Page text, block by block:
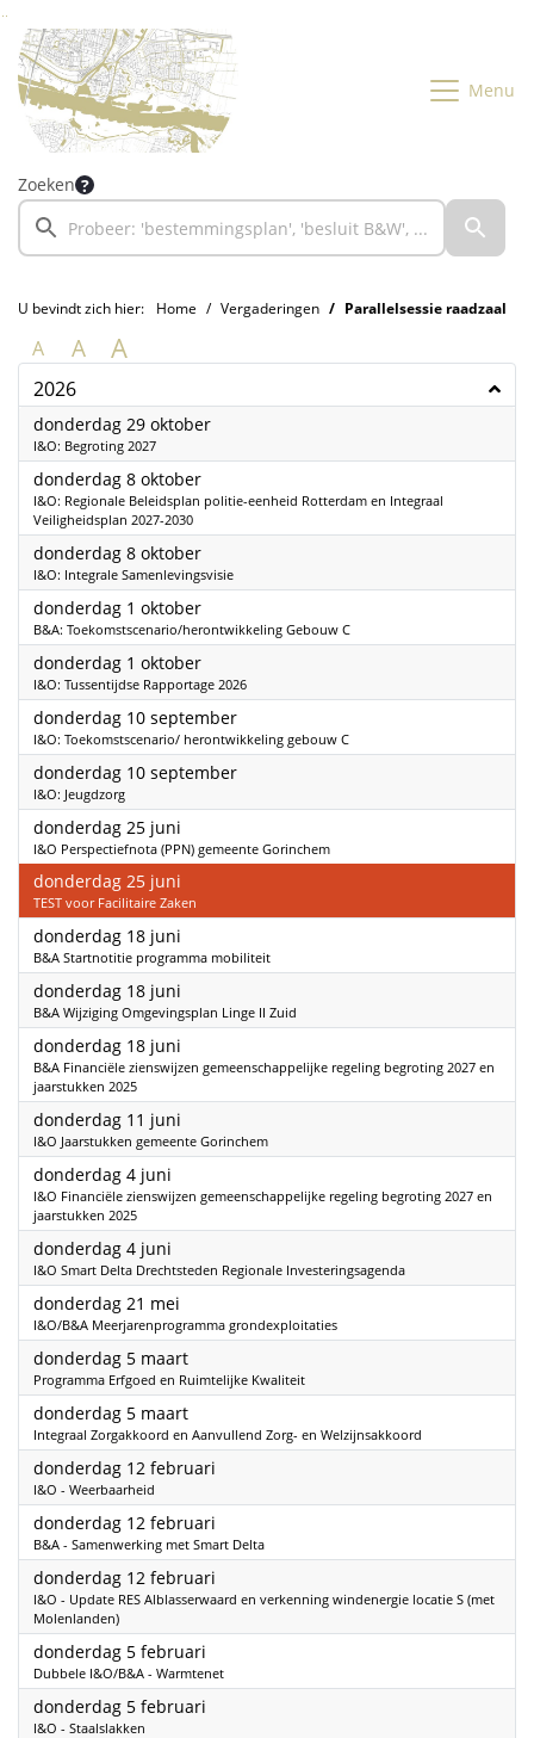
Ga naar de inhoud van deze pagina
Ga naar het zoeken
Ga naar het menu
Menu
Zoeken
U bevindt zich hier: Home Vergaderingen Parallelsessie raadzaal
A A A
2026
donderdag 29 oktober2026
I&O: Begroting 2027
donderdag 8 oktober2026
I&O: Regionale Beleidsplan politie-eenheid Rotterdam en Integraal
Veiligheidsplan 2027-2030
donderdag 8 oktober2026
I&O: Integrale Samenlevingsvisie
donderdag 1 oktober2026
B&A: Toekomstscenario/herontwikkeling Gebouw C
donderdag 1 oktober2026
I&O: Tussentijdse Rapportage 2026
donderdag 10 september2026
I&O: Toekomstscenario/ herontwikkeling gebouw C
donderdag 10 september2026
I&O: Jeugdzorg
donderdag 25 juni
I&O Perspectiefnota (PPN) gemeente Gorinchem
donderdag 25 juni
TEST voor Facilitaire Zaken
donderdag 18 juni
B&A Startnotitie programma mobiliteit
donderdag 18 juni
B&A Wijziging Omgevingsplan Linge II Zuid
donderdag 18 juni
B&A Financiële zienswijzen gemeenschappelijke regeling begroting 2027 en
jaarstukken 2025
donderdag 11 juni
I&O Jaarstukken gemeente Gorinchem
donderdag 4 juni
I&O Financiële zienswijzen gemeenschappelijke regeling begroting 2027 en
jaarstukken 2025
donderdag 4 juni
I&O Smart Delta Drechtsteden Regionale Investeringsagenda
donderdag 21 mei
I&O/B&A Meerjarenprogramma grondexploitaties
donderdag 5 maart2026
Programma Erfgoed en Ruimtelijke Kwaliteit
donderdag 5 maart2026
Integraal Zorgakkoord en Aanvullend Zorg- en Welzijnsakkoord
donderdag 12 februari
I&O - Weerbaarheid
donderdag 12 februari
B&A - Samenwerking met Smart Delta
donderdag 12 februari
I&O - Update RES Alblasserwaard en verkenning windenergie locatie S (met
Molenlanden)
donderdag 5 februari
Dubbele I&O/B&A - Warmtenet
donderdag 5 februari
I&O - Staalslakken